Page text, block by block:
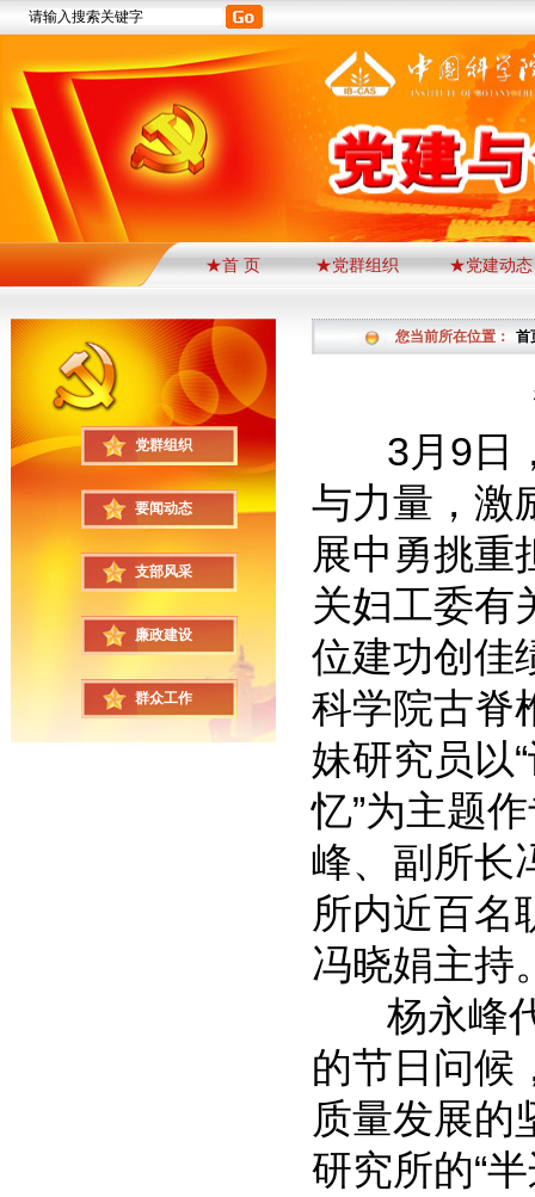
★首 页 ★党群组织 ★党建动态
党群组织
要闻动态
支部风采
廉政建设
群众工作
您当前所在位置： 首
3月9日，
与力量，激
展中勇挑重
关妇工委有
位建功创佳
科学院古脊
妹研究员以
忆”为主题
峰、副所长
所内近百名
冯晓娟主持
杨永峰代
的节日问候
质量发展的
研究所的“